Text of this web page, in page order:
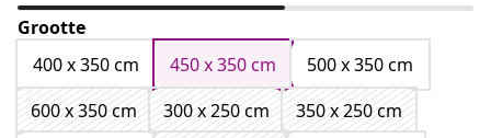
Grootte
400 x 350 cm
450 x 350 cm
500 x 350 cm
600 x 350 cm
300 x 250 cm
350 x 250 cm